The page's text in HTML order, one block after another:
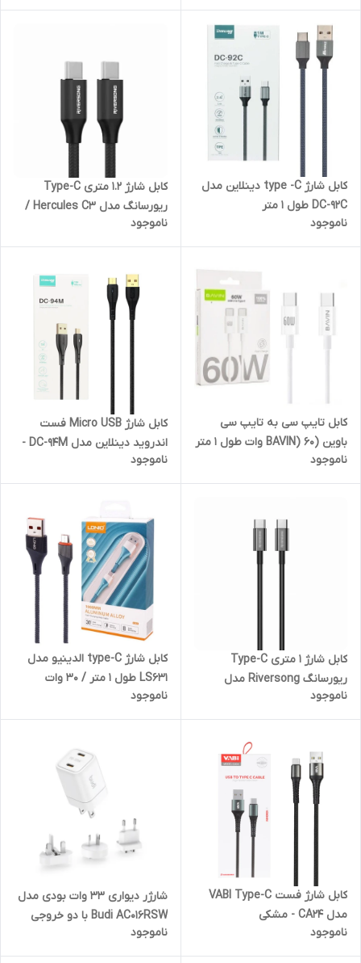
کابل شارژ type -C دینلاین مدل
DC-92C طول 1 متر
ناموجود
کابل شارژ 1.2 متری Type-C
ریورسانگ مدل Hercules C3 /
دو سر تایپ سی / توان 100 وات
ناموجود
کابل تایپ سی به تایپ سی
باوین (BAVIN) 60 وات طول 1 متر
مدل CB274
ناموجود
کابل شارژ Micro USB فست
اندروید دینلاین مدل DC-94M -
مشکی
ناموجود
کابل شارژ 1 متری Type-C
ریورسانگ Riversong مدل
توان 60 وات
ناموجود
کابل شارژ type-C الدینیو مدل
LS631 طول 1 متر / 30 وات
ناموجود
کابل شارژ فست VABI Type-C
مدل CA24 - مشکی
ناموجود
شارژر دیواری 33 وات بودی مدل
Budi AC016RSW با دو خروجی
(۶ ماه تعویض)
ناموجود